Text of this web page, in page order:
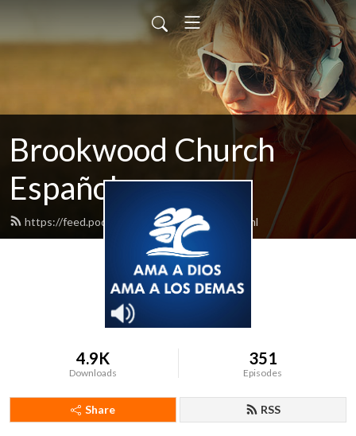
Brookwood Church
Español
https://feed.podbean.com/bwspanish/feed.xml
4.9K
Downloads
351
Episodes
Share RSS